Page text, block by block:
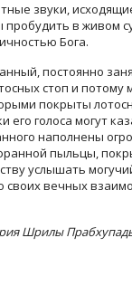
звуки,
пробудить в живом
Бога.
постоянно
стоп и
покрыты
его голоса могут
наполнены
пыльцы,
услышать
своих вечных
Шрилы